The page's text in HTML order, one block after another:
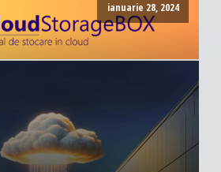
ianuarie 28, 2024